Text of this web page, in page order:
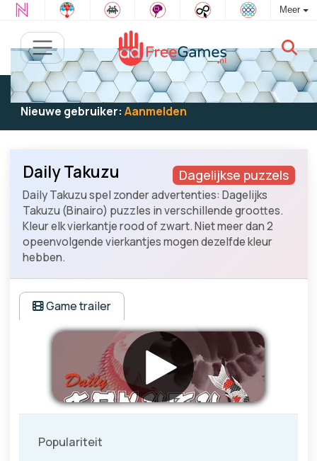
Meer
Bestaande gebruiker: Log in
om te spelen
Nieuwe gebruiker: Aanmelden
Dagelijkse puzzels
Daily Takuzu
Daily Takuzu spel zonder advertenties: Dagelijks
Takuzu (Binairo) puzzles in verschillende groottes.
Kleur elk vierkantje rood of zwart. Niet meer dan 2
opeenvolgende vierkantjes mogen dezelfde kleur
hebben.
Game trailer
Populariteit